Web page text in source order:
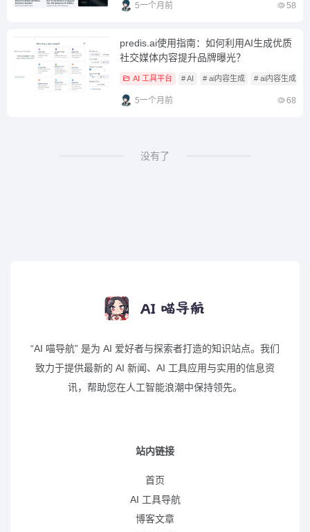
5一个月前 58
predis.ai使用指南：如何利用AI生成优质
社交媒体内容提升品牌曝光？
AI 工具平台 # AI # ai内容生成 # ai内容生成工
5一个月前 68
没有了
“AI 喵导航” 是为 AI 爱好者与探索者打造的知识站点。我们
致力于提供最新的 AI 新闻、AI 工具应用与实用的信息资
讯，帮助您在人工智能浪潮中保持领先。
站内链接
首页
AI 工具导航
博客文章